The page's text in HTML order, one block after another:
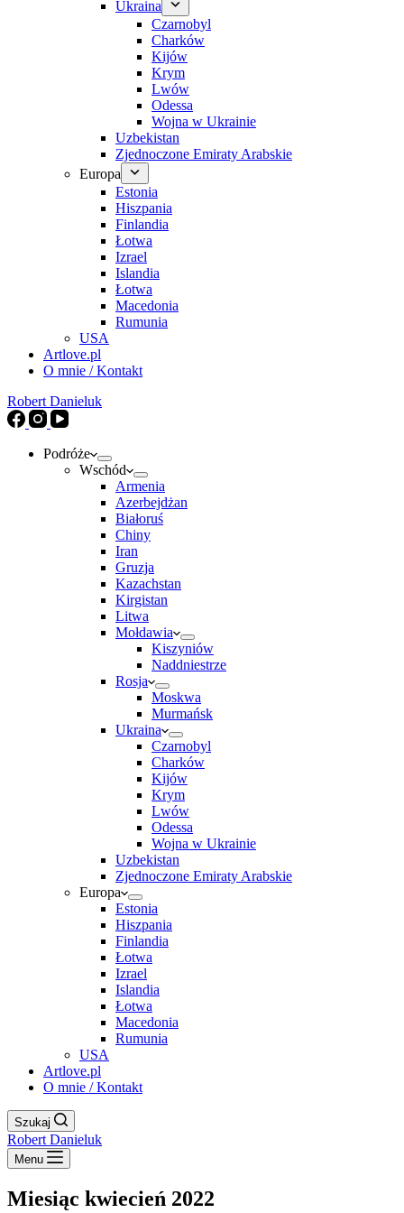
Ukraina
Czarnobyl
Charków
Kijów
Krym
Lwów
Odessa
Wojna w Ukrainie
Uzbekistan
Zjednoczone Emiraty Arabskie
Europa
Estonia
Hiszpania
Finlandia
Łotwa
Izrael
Islandia
Łotwa
Macedonia
Rumunia
USA
Artlove.pl
O mnie / Kontakt
Robert Danieluk
Podróże
Wschód
Armenia
Azerbejdżan
Białoruś
Chiny
Iran
Gruzja
Kazachstan
Kirgistan
Litwa
Mołdawia
Kiszyniów
Naddniestrze
Rosja
Moskwa
Murmańsk
Ukraina
Czarnobyl
Charków
Kijów
Krym
Lwów
Odessa
Wojna w Ukrainie
Uzbekistan
Zjednoczone Emiraty Arabskie
Europa
Estonia
Hiszpania
Finlandia
Łotwa
Izrael
Islandia
Łotwa
Macedonia
Rumunia
USA
Artlove.pl
O mnie / Kontakt
Szukaj
Robert Danieluk
Menu
Miesiąc kwiecień 2022